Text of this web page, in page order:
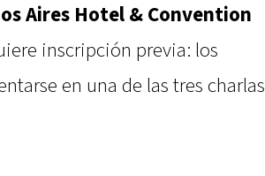
Aires Hotel & Convention
inscripción previa: los
en una de las tres charlas